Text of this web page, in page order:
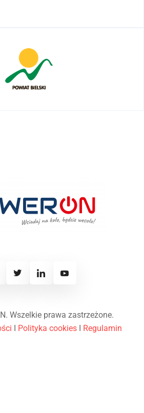
Wszelkie prawa zastrzeżone.
I Polityka cookies I Regulamin